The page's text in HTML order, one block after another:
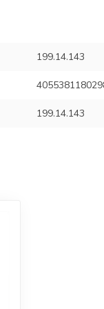
199.14.143
199.14.143